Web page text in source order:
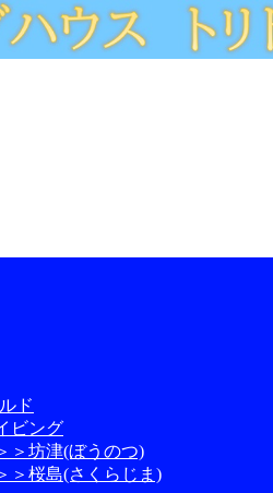
ド
ビング
＞坊津(ぼうのつ)
＞桜島(さくらじま)